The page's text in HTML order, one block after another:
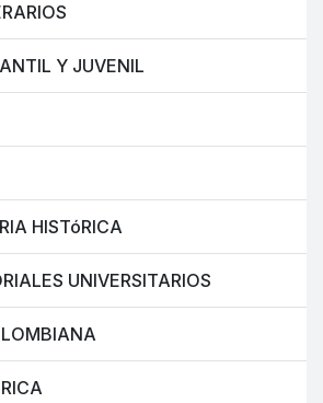
Y JUVENIL
HISTóRICA
UNIVERSITARIOS